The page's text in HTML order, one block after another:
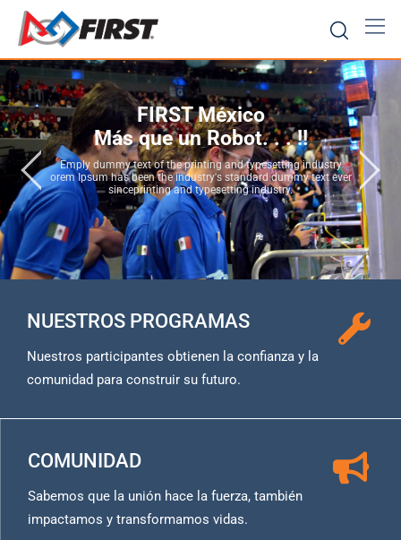
Emply dummy text of the printing and typesetting industry
orem Ipsum has been the industry's standard dummy text ever
sinceprinting and typesetting industry.
FIRST México
Más que un Robot. . . !!
NUESTROS PROGRAMAS
Nuestros participantes obtienen la confianza y la
comunidad para construir su futuro.
COMUNIDAD
Sabemos que la unión hace la fuerza, también
impactamos y transformamos vidas.